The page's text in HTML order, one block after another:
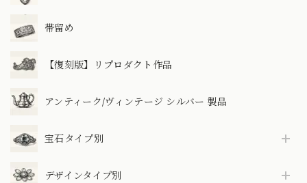
帯留め
【復刻版】リプロダクト作品
アンティーク/ヴィンテージ シルバー 製品
宝石タイプ別
デザインタイプ別